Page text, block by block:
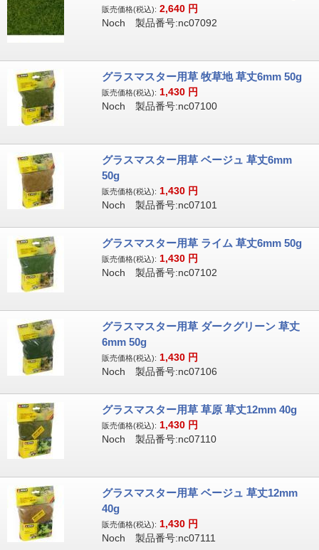
販売価格(税込): 2,640 円
Noch 製品番号:nc07092
グラスマスター用草 牧草地 草丈6mm 50g
販売価格(税込): 1,430 円
Noch 製品番号:nc07100
グラスマスター用草 ベージュ 草丈6mm
50g
販売価格(税込): 1,430 円
Noch 製品番号:nc07101
グラスマスター用草 ライム 草丈6mm 50g
販売価格(税込): 1,430 円
Noch 製品番号:nc07102
グラスマスター用草 ダークグリーン 草丈
6mm 50g
販売価格(税込): 1,430 円
Noch 製品番号:nc07106
グラスマスター用草 草原 草丈12mm 40g
販売価格(税込): 1,430 円
Noch 製品番号:nc07110
グラスマスター用草 ベージュ 草丈12mm
40g
販売価格(税込): 1,430 円
Noch 製品番号:nc07111